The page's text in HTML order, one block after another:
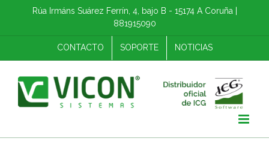
Rúa Irmáns Suárez Ferrín, 4, bajo B - 15174 A Coruña |
881915090
CONTACTO SOPORTE NOTICIAS